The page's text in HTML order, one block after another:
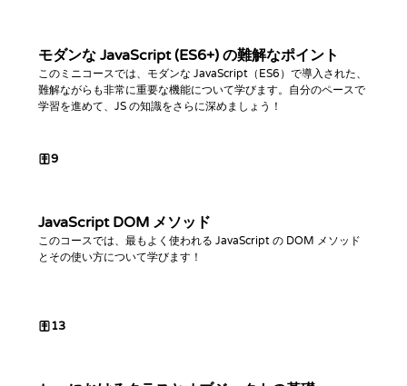
モダンな JavaScript (ES6+) の難解なポイント
このミニコースでは、モダンな JavaScript（ES6）で導入された、
難解ながらも非常に重要な機能について学びます。自分のペースで
学習を進めて、JS の知識をさらに深めましょう！
9
JavaScript DOM メソッド
このコースでは、最もよく使われる JavaScript の DOM メソッド
とその使い方について学びます！
13